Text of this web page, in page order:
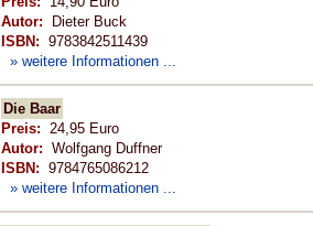
Autor: Dieter Buck
ISBN: 9783842511439
» weitere Informationen ...
Die Baar
Preis: 24,95 Euro
Autor: Wolfgang Duffner
ISBN: 9784765086212
» weitere Informationen ...